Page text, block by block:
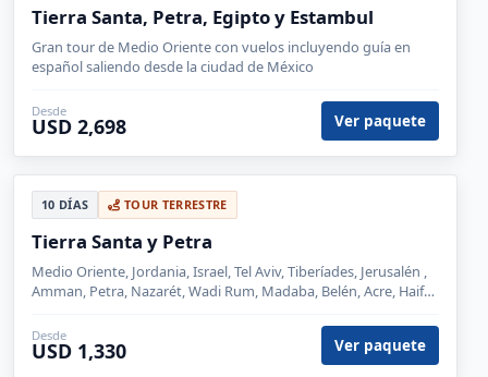
Tierra Santa, Petra, Egipto y Estambul
Gran tour de Medio Oriente con vuelos incluyendo guía en
español saliendo desde la ciudad de México
Desde
USD 2,698 Ver paquete
10 DÍAS TOUR TERRESTRE
Tierra Santa y Petra
Medio Oriente, Jordania, Israel, Tel Aviv, Tiberíades, Jerusalén ,
Amman, Petra, Nazarét, Wadi Rum, Madaba, Belén, Acre, Haifa,
Desde
USD 1,330 Ver paquete